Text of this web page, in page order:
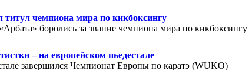
титул чемпиона мира по кикбоксингу
боролись за звание чемпиона мира по кикбоксингу
– на европейском пьедестале
завершился Чемпионат Европы по каратэ (WUKO)